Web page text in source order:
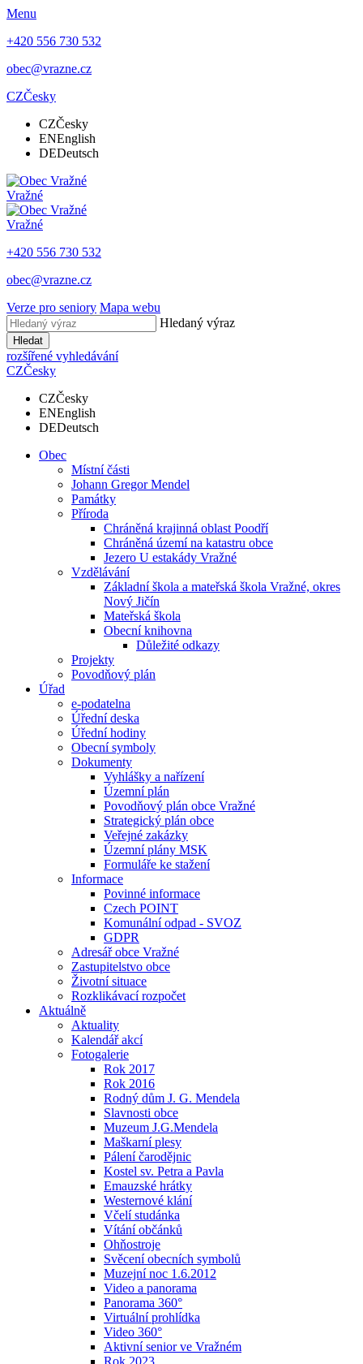
Menu
+420 556 730 532
obec@vrazne.cz
CZČesky
CZČesky
ENEnglish
DEDeutsch
Vražné
Vražné
+420 556 730 532
obec@vrazne.cz
Verze pro seniory Mapa webu
Hledaný výraz
Hledat
rozšířené vyhledávání
CZČesky
CZČesky
ENEnglish
DEDeutsch
Obec
Místní části
Johann Gregor Mendel
Památky
Příroda
Chráněná krajinná oblast Poodří
Chráněná území na katastru obce
Jezero U estakády Vražné
Vzdělávání
Základní škola a mateřská škola Vražné, okres
Nový Jičín
Mateřská škola
Obecní knihovna
Důležité odkazy
Projekty
Povodňový plán
Úřad
e-podatelna
Úřední deska
Úřední hodiny
Obecní symboly
Dokumenty
Vyhlášky a nařízení
Územní plán
Povodňový plán obce Vražné
Strategický plán obce
Veřejné zakázky
Územní plány MSK
Formuláře ke stažení
Informace
Povinné informace
Czech POINT
Komunální odpad - SVOZ
GDPR
Adresář obce Vražné
Zastupitelstvo obce
Životní situace
Rozklikávací rozpočet
Aktuálně
Aktuality
Kalendář akcí
Fotogalerie
Rok 2017
Rok 2016
Rodný dům J. G. Mendela
Slavnosti obce
Muzeum J.G.Mendela
Maškarní plesy
Pálení čarodějnic
Kostel sv. Petra a Pavla
Emauzské hrátky
Westernové klání
Včelí studánka
Vítání občánků
Ohňostroje
Svěcení obecních symbolů
Muzejní noc 1.6.2012
Video a panorama
Panorama 360°
Virtuální prohlídka
Video 360°
Aktivní senior ve Vražném
Rok 2023